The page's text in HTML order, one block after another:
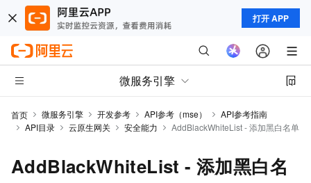
打开 APP
微服务引擎
首页 微服务引擎 开发参考 API参考（mse）
API参考指南
API目录
云原生网关 安全能力 AddBlackWhiteList - 添加黑白名单
AddBlackWhiteList - 添加黑白名